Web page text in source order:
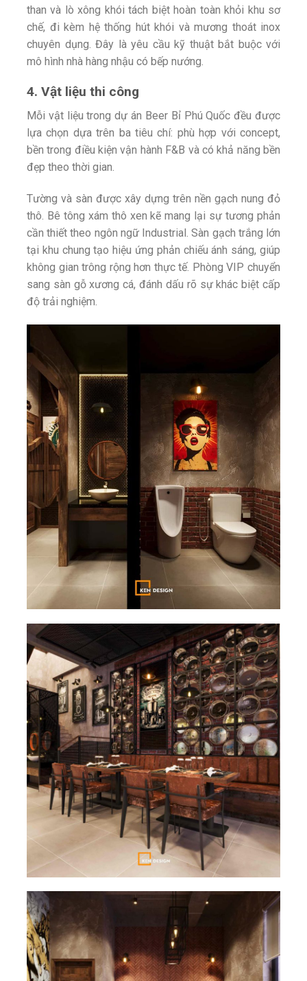
than và lò xông khói tách biệt hoàn toàn khỏi khu sơ
chế, đi kèm hệ thống hút khói và mương thoát inox
chuyên dụng. Đây là yêu cầu kỹ thuật bắt buộc với
mô hình nhà hàng nhậu có bếp nướng.
4. Vật liệu thi công
Mỗi vật liệu trong dự án Beer Bỉ Phú Quốc đều được
lựa chọn dựa trên ba tiêu chí: phù hợp với concept,
bền trong điều kiện vận hành F&B và có khả năng bền
đẹp theo thời gian.
Tường và sàn được xây dựng trên nền gạch nung đỏ
thô. Bê tông xám thô xen kẽ mang lại sự tương phản
cần thiết theo ngôn ngữ Industrial. Sàn gạch trắng lớn
tại khu chung tạo hiệu ứng phản chiếu ánh sáng, giúp
không gian trông rộng hơn thực tế. Phòng VIP chuyển
sang sàn gỗ xương cá, đánh dấu rõ sự khác biệt cấp
độ trải nghiệm.